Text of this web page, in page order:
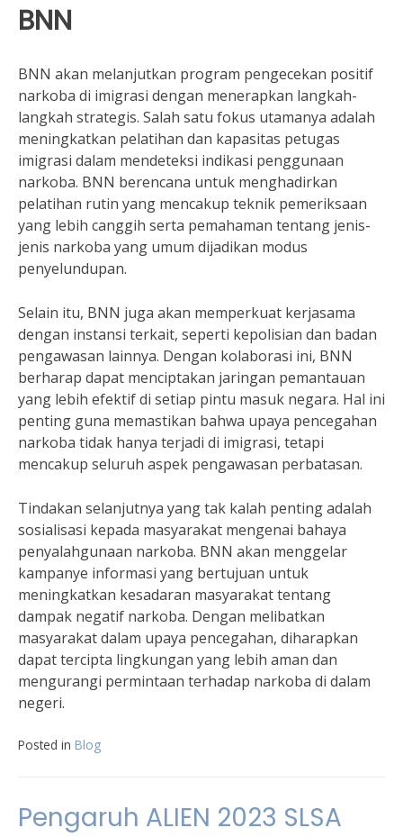
BNN
BNN akan melanjutkan program pengecekan positif
narkoba di imigrasi dengan menerapkan langkah-
langkah strategis. Salah satu fokus utamanya adalah
meningkatkan pelatihan dan kapasitas petugas
imigrasi dalam mendeteksi indikasi penggunaan
narkoba. BNN berencana untuk menghadirkan
pelatihan rutin yang mencakup teknik pemeriksaan
yang lebih canggih serta pemahaman tentang jenis-
jenis narkoba yang umum dijadikan modus
penyelundupan.
Selain itu, BNN juga akan memperkuat kerjasama
dengan instansi terkait, seperti kepolisian dan badan
pengawasan lainnya. Dengan kolaborasi ini, BNN
berharap dapat menciptakan jaringan pemantauan
yang lebih efektif di setiap pintu masuk negara. Hal ini
penting guna memastikan bahwa upaya pencegahan
narkoba tidak hanya terjadi di imigrasi, tetapi
mencakup seluruh aspek pengawasan perbatasan.
Tindakan selanjutnya yang tak kalah penting adalah
sosialisasi kepada masyarakat mengenai bahaya
penyalahgunaan narkoba. BNN akan menggelar
kampanye informasi yang bertujuan untuk
meningkatkan kesadaran masyarakat tentang
dampak negatif narkoba. Dengan melibatkan
masyarakat dalam upaya pencegahan, diharapkan
dapat tercipta lingkungan yang lebih aman dan
mengurangi permintaan terhadap narkoba di dalam
negeri.
Posted in Blog
Pengaruh ALIEN 2023 SLSA